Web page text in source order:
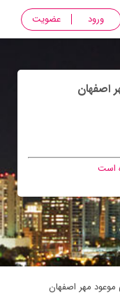
ورود عضویت
اصفهان
است
مهر اصفهان